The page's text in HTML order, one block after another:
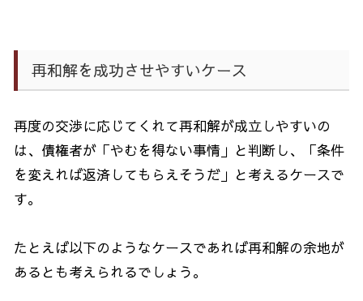
再和解を成功させやすいケース
再度の交渉に応じてくれて再和解が成立しやすいの
は、債権者が「やむを得ない事情」と判断し、「条件
を変えれば返済してもらえそうだ」と考えるケースで
す。
たとえば以下のようなケースであれば再和解の余地が
あるとも考えられるでしょう。